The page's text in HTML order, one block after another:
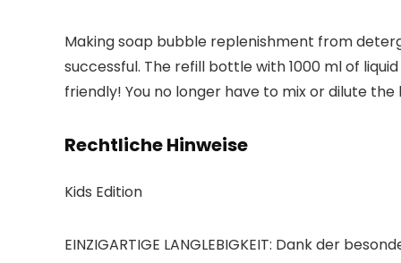
Making soap bubble replenishment from
successful. The refill bottle with 1000 ml of
friendly! You no longer have to mix or dilute
Rechtliche Hinweise
Kids Edition
EINZIGARTIGE LANGLEBIGKEIT: Dank der